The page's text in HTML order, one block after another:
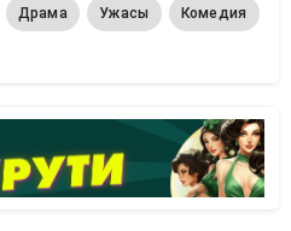
Драма Ужасы Комедия